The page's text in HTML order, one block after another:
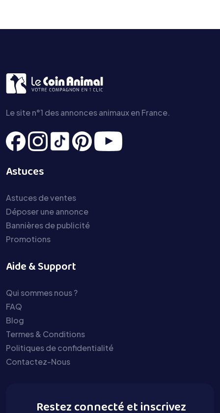
Le site n°1 des annonces animaux en France.
Astuces
Astuces de ventes
Déposer une annonce
Bannières de publicité
Promotions
Aide & Support
Qui sommes nous ?
FAQ
Blog
Termes & Conditions
Politiques de confidentialité
Contactez-Nous
Restez connecté et inscrivez